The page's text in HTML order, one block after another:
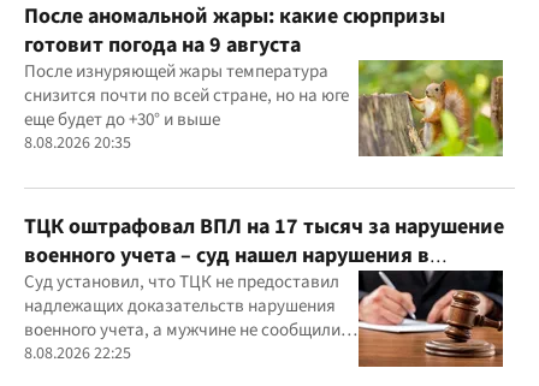
После аномальной жары: какие сюрпризы
готовит погода на 9 августа
После изнуряющей жары температура
снизится почти по всей стране, но на юге
еще будет до +30° и выше
8.08.2026 20:35
ТЦК оштрафовал ВПЛ на 17 тысяч за нарушение
военного учета – суд нашел нарушения в
действиях ТЦК
Суд установил, что ТЦК не предоставил
надлежащих доказательств нарушения
военного учета, а мужчине не сообщили
должным образом о дате и месте
8.08.2026 22:25